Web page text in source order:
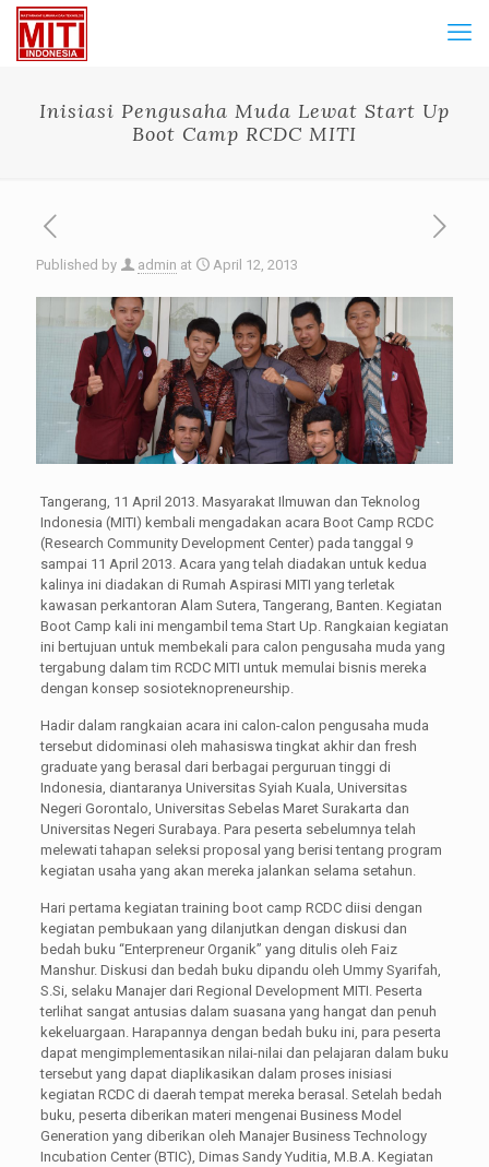
Inisiasi Pengusaha Muda Lewat Start Up
Boot Camp RCDC MITI
Published by admin at April 12, 2013
Tangerang, 11 April 2013. Masyarakat Ilmuwan dan Teknolog
Indonesia (MITI) kembali mengadakan acara Boot Camp RCDC
(Research Community Development Center) pada tanggal 9
sampai 11 April 2013. Acara yang telah diadakan untuk kedua
kalinya ini diadakan di Rumah Aspirasi MITI yang terletak
kawasan perkantoran Alam Sutera, Tangerang, Banten. Kegiatan
Boot Camp kali ini mengambil tema Start Up. Rangkaian kegiatan
ini bertujuan untuk membekali para calon pengusaha muda yang
tergabung dalam tim RCDC MITI untuk memulai bisnis mereka
dengan konsep sosioteknopreneurship.
Hadir dalam rangkaian acara ini calon-calon pengusaha muda
tersebut didominasi oleh mahasiswa tingkat akhir dan fresh
graduate yang berasal dari berbagai perguruan tinggi di
Indonesia, diantaranya Universitas Syiah Kuala, Universitas
Negeri Gorontalo, Universitas Sebelas Maret Surakarta dan
Universitas Negeri Surabaya. Para peserta sebelumnya telah
melewati tahapan seleksi proposal yang berisi tentang program
kegiatan usaha yang akan mereka jalankan selama setahun.
Hari pertama kegiatan training boot camp RCDC diisi dengan
kegiatan pembukaan yang dilanjutkan dengan diskusi dan
bedah buku “Enterpreneur Organik” yang ditulis oleh Faiz
Manshur. Diskusi dan bedah buku dipandu oleh Ummy Syarifah,
S.Si, selaku Manajer dari Regional Development MITI. Peserta
terlihat sangat antusias dalam suasana yang hangat dan penuh
kekeluargaan. Harapannya dengan bedah buku ini, para peserta
dapat mengimplementasikan nilai-nilai dan pelajaran dalam buku
tersebut yang dapat diaplikasikan dalam proses inisiasi
kegiatan RCDC di daerah tempat mereka berasal. Setelah bedah
buku, peserta diberikan materi mengenai Business Model
Generation yang diberikan oleh Manajer Business Technology
Incubation Center (BTIC), Dimas Sandy Yuditia, M.B.A. Kegiatan